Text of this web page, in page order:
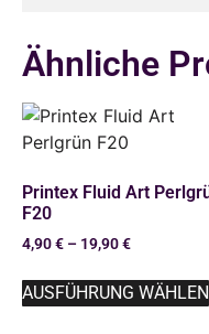
Ähnliche
Printex Fluid Art
F20
4,90€ – 19,90€
AUSFÜHRUNG WÄHLEN